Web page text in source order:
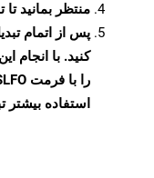
منتظر بمانید
کنید. با انجام
استفاده بیشتر